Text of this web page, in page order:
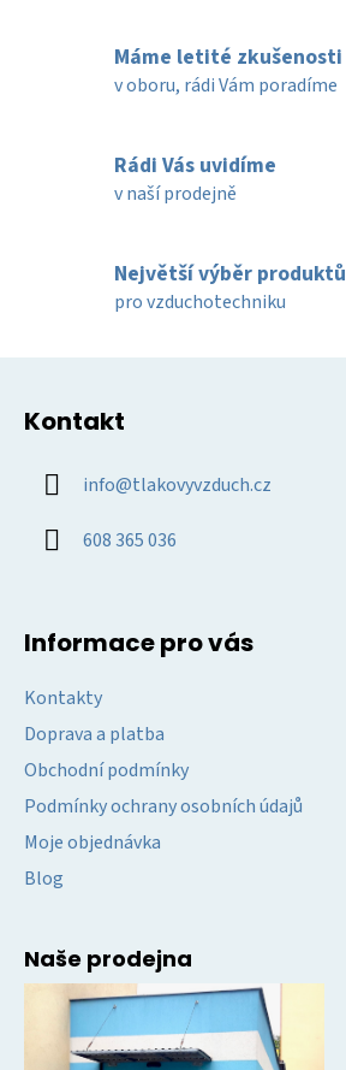
á
d
í
k
y
Máme letité zkušenosti
v oboru, rádi Vám poradíme
Rádi Vás uvidíme
v naší prodejně
Největší výběr produktů
pro vzduchotechniku
Kontakt
info@tlakovyvzduch.cz
608 365 036
Informace pro vás
Kontakty
Doprava a platba
Obchodní podmínky
Podmínky ochrany osobních údajů
Moje objednávka
Blog
Naše prodejna